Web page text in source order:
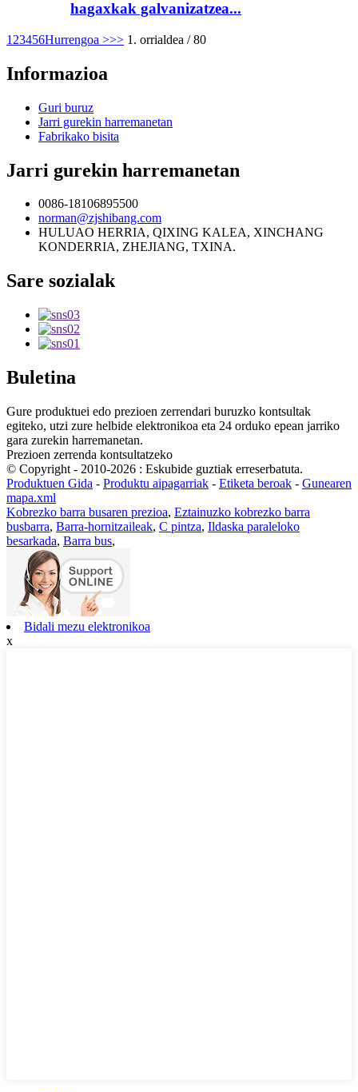
hagaxkak galvanizatzea...
1 23456Hurrengoa >>> 1. orrialdea / 80
Informazioa
Guri buruz
Jarri gurekin harremanetan
Fabrikako bisita
Jarri gurekin harremanetan
0086-18106895500
norman@zjshibang.com
HULUAO HERRIA, QIXING KALEA, XINCHANG
KONDERRIA, ZHEJIANG, TXINA.
Sare sozialak
Buletina
Gure produktuei edo prezioen zerrendari buruzko kontsultak
egiteko, utzi zure helbide elektronikoa eta 24 orduko epean jarriko
gara zurekin harremanetan.
Prezioen zerrenda kontsultatzeko
© Copyright - 2010-2026 : Eskubide guztiak erreserbatuta.
Produktuen Gida - Produktu aipagarriak - Etiketa beroak - Gunearen
mapa.xml
Kobrezko barra busaren prezioa, Eztainuzko kobrezko barra
busbarra, Barra-hornitzaileak, C pintza, Ildaska paraleloko
besarkada, Barra bus,
Bidali mezu elektronikoa
x